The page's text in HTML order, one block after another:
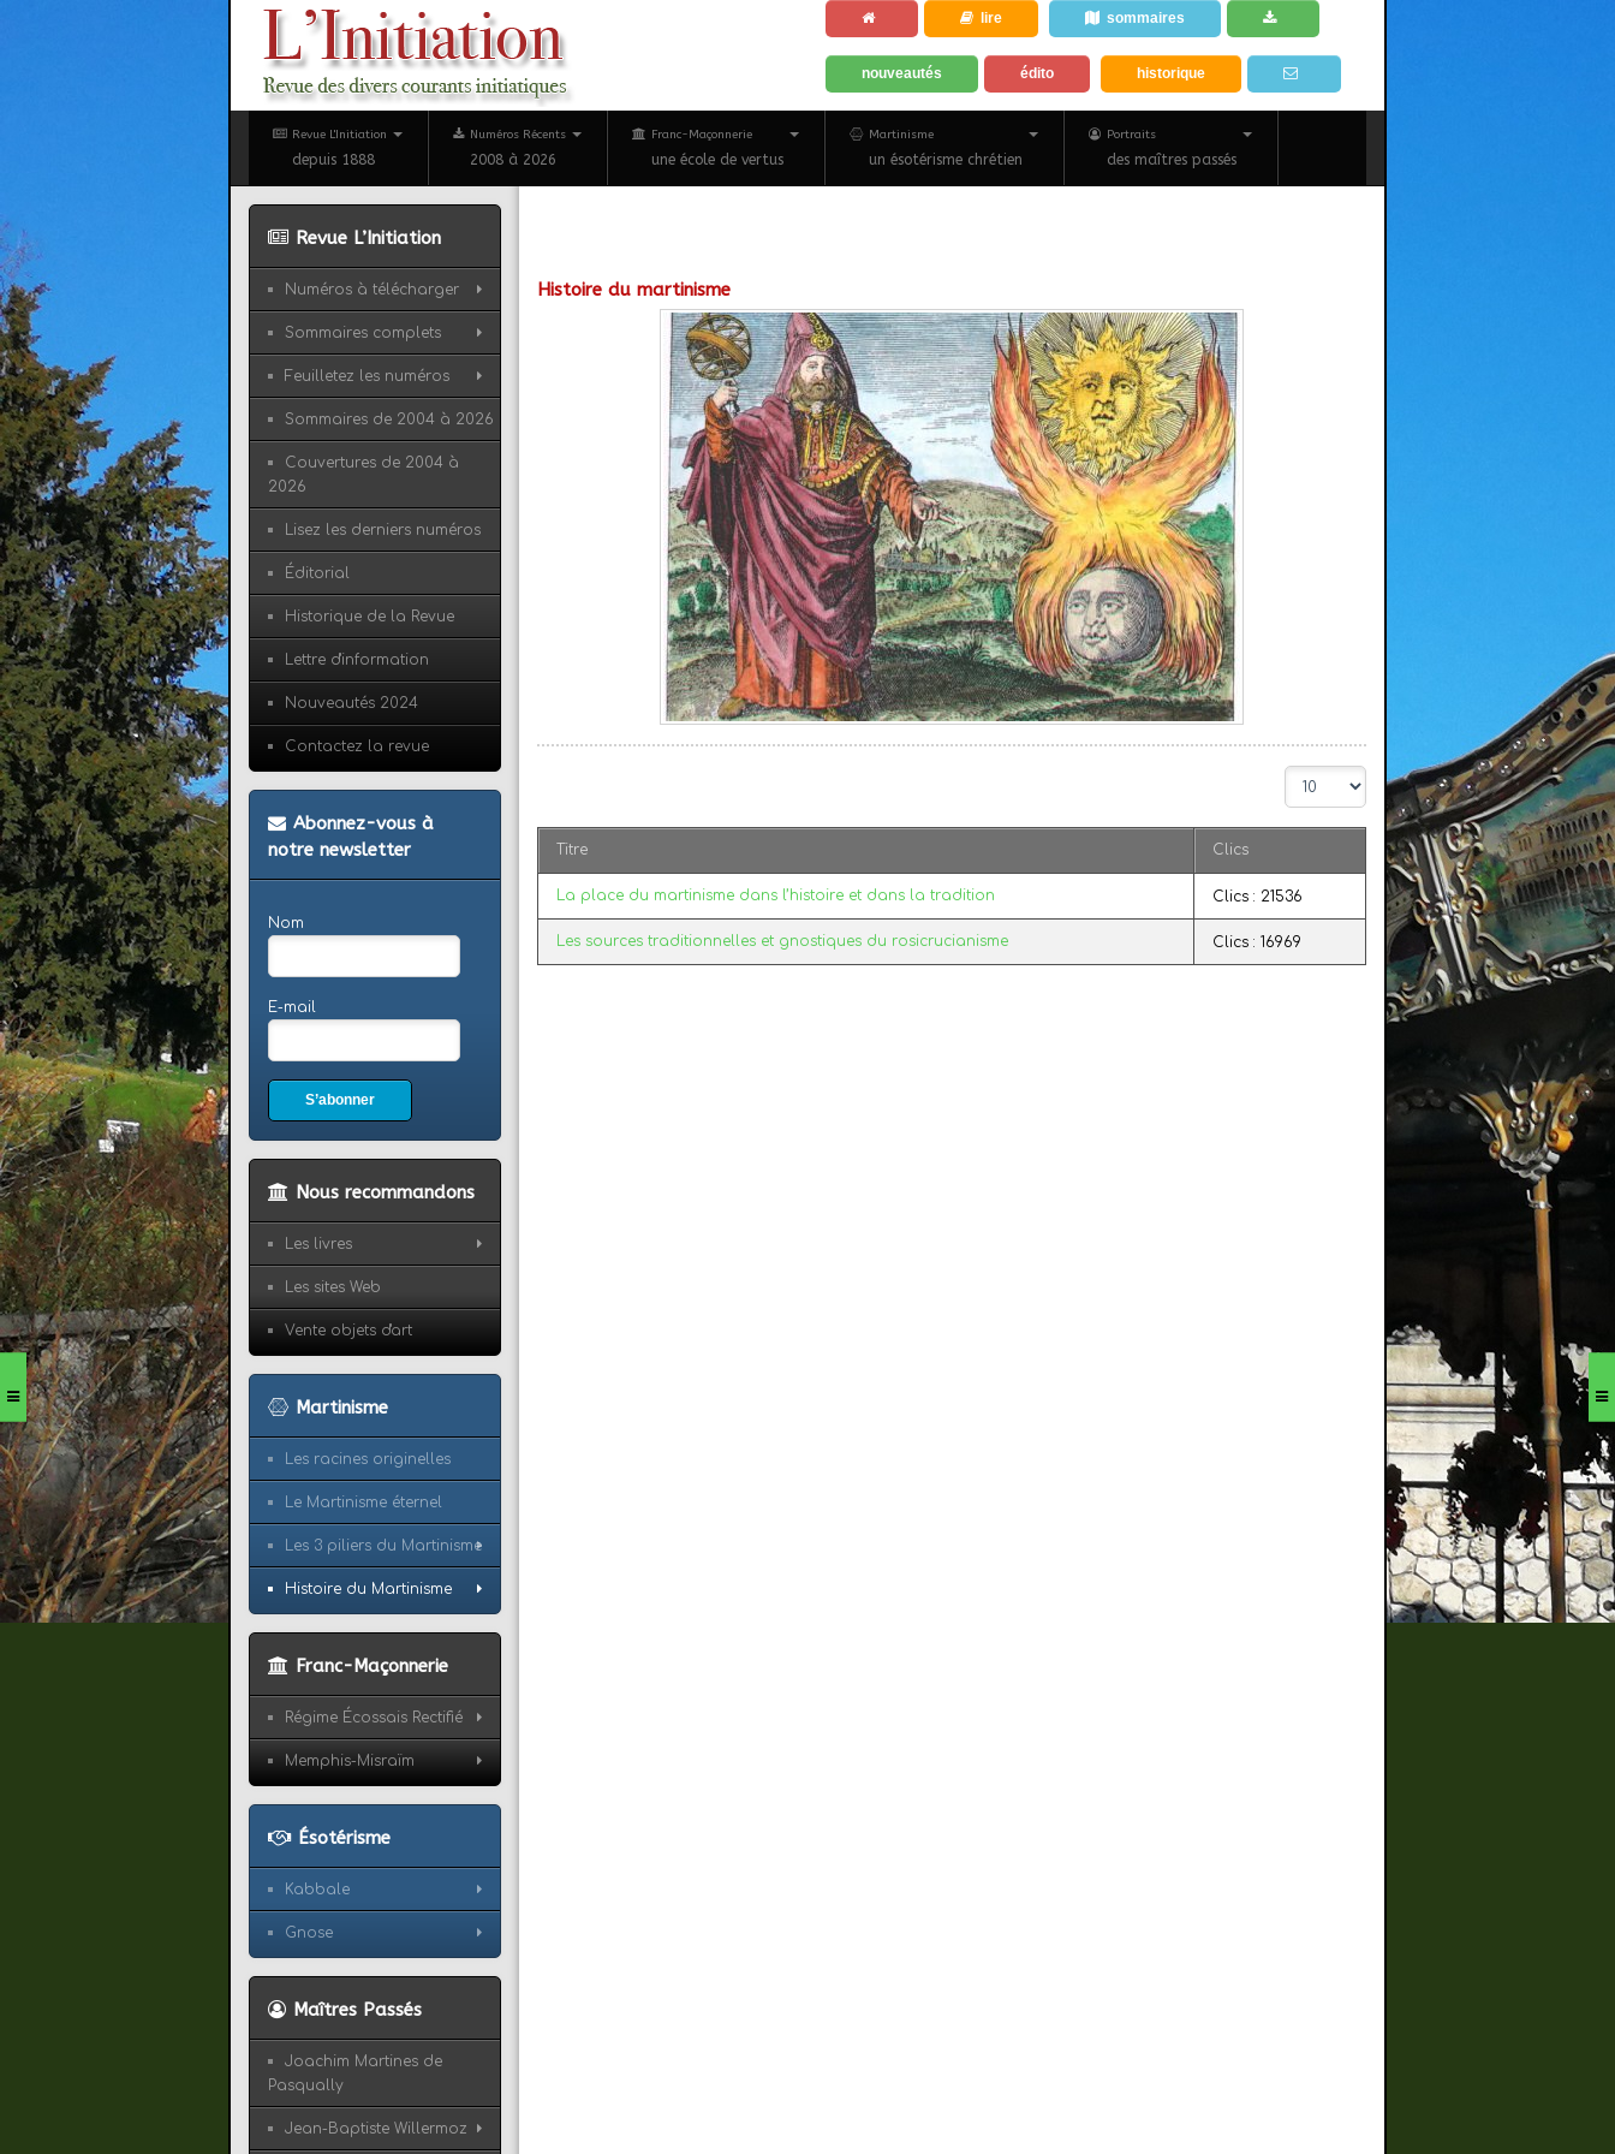
lire sommaires
nouveautés édito historique
Revue L'Initiation
depuis 1888
Numéros Récents
2008 à 2026
Franc-Maçonnerie
une école de vertus
Martinisme
un ésotérisme chrétien
Portraits
des maîtres passés
Histoire du martinisme
Affichage
#
Titre Clics
La place du martinisme dans l’histoire et dans la tradition Clics : 21536
Les sources traditionnelles et gnostiques du rosicrucianisme Clics : 16969
Revue L’Initiation
Numéros à télécharger
Sommaires complets
Feuilletez les numéros
Sommaires de 2004 à 2026
Couvertures de 2004 à
2026
Lisez les derniers numéros
Éditorial
Historique de la Revue
Lettre d'information
Nouveautés 2024
Contactez la revue
Abonnez-vous à
notre newsletter
Nom
E-mail
S’abonner
Nous recommandons
Les livres
Les sites Web
Vente objets d'art
Martinisme
Les racines originelles
Le Martinisme éternel
Les 3 piliers du Martinisme
Histoire du Martinisme
Franc-Maçonnerie
Régime Écossais Rectifié
Memphis-Misraïm
Ésotérisme
Kabbale
Gnose
Maîtres Passés
Joachim Martines de
Pasqually
Jean-Baptiste Willermoz